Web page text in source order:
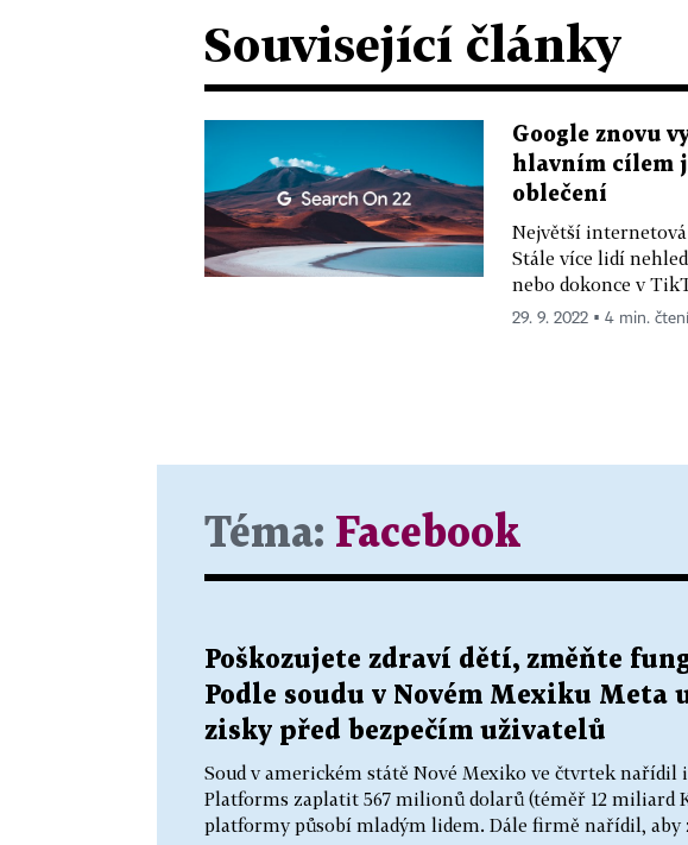
Související články
Google znovu
hlavním cílem
oblečení
Největší
Stále více lidí
nebo dokonce v
29. 9. 2022 ▪ 4 min. čtení
Téma: Facebook
Poškozujete zdraví dětí, změňte
Podle soudu v Novém Mexiku Meta
zisky před bezpečím uživatelů
Soud v americkém státě Nové Mexiko ve čtvrtek
Platforms zaplatit 567 milionů dolarů (téměř 12 miliard
platformy působí mladým lidem. Dále firmě nařídil, aby